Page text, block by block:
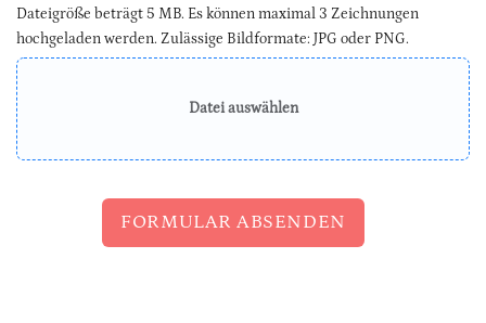
Dateigröße beträgt 5 MB. Es können maximal 3 Zeichnungen
hochgeladen werden. Zulässige Bildformate: JPG oder PNG.
Datei auswählen
FORMULAR ABSENDEN